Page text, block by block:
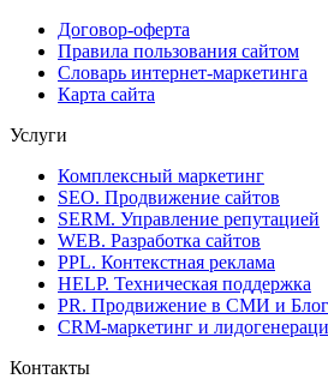
Договор-оферта
Правила пользования сайтом
Словарь интернет-маркетинга
Карта сайта
Услуги
Комплексный маркетинг
SEO. Продвижение сайтов
SERM. Управление репутацией
WEB. Разработка сайтов
PPL. Контекстная реклама
HELP. Техническая поддержка
PR. Продвижение в СМИ и
CRM-маркетинг и
Контакты